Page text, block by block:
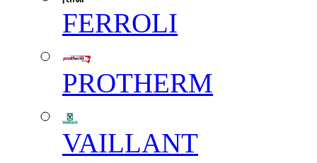
FERROLI
PROTHERM
VAILLANT